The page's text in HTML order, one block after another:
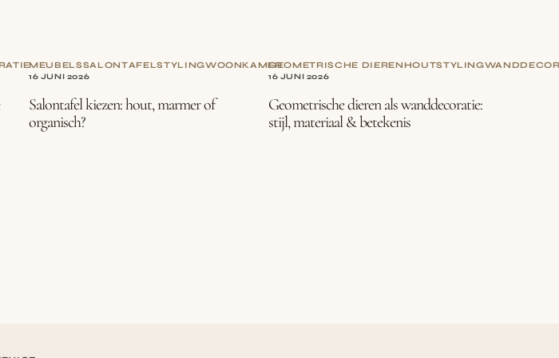
MEUBELSSALONTAFELSTYLINGWOONKAMER
16 JUNI 2026
Salontafel kiezen: hout, marmer of
organisch?
GEOMETRISCHE DIERENHOUTSTYLING
16 JUNI 2026
Geometrische dieren als wanddecoratie:
stijl, materiaal & betekenis